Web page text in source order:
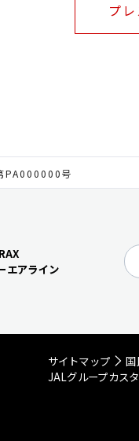
プ
PA000000号
エアライン
サイトマップ 国
JALグループカス